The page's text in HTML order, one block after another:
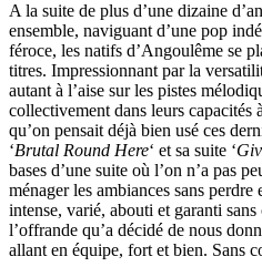
A la suite de plus d’une dizaine
ensemble, naviguant d’une pop
féroce, les natifs d’Angoulême se
titres. Impressionnant par la
autant à l’aise sur les pistes
collectivement dans leurs capacités
qu’on pensait déjà bien usé ces
‘Brutal Round Here‘ et sa suite ‘
bases d’une suite où l’on n’a pas
ménager les ambiances sans
intense, varié, abouti et garanti
l’offrande qu’a décidé de nous
allant en équipe, fort et bien. Sans